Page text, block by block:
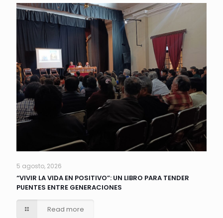
5 agosto, 2026
“VIVIR LA VIDA EN POSITIVO”: UN LIBRO PARA TENDER
PUENTES ENTRE GENERACIONES
Read more